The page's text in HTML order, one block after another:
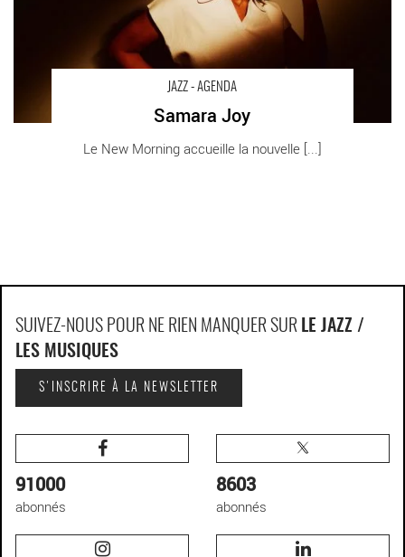
JAZZ - AGENDA
Samara Joy
Le New Morning accueille la nouvelle [...]
SUIVEZ-NOUS POUR NE RIEN MANQUER SUR LE JAZZ /
LES MUSIQUES
S'INSCRIRE À LA NEWSLETTER
91000
abonnés
8603
abonnés